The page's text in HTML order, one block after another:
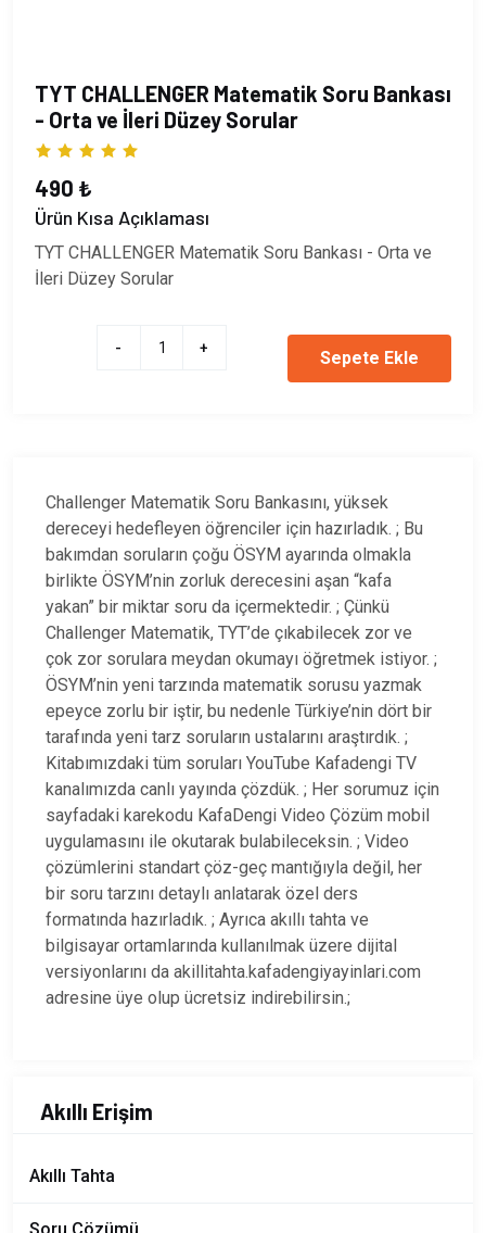
TYT CHALLENGER Matematik Soru Bankası
- Orta ve İleri Düzey Sorular
490 ₺
Ürün Kısa Açıklaması
TYT CHALLENGER Matematik Soru Bankası - Orta ve
İleri Düzey Sorular
- + Sepete Ekle
Challenger Matematik Soru Bankasını, yüksek
dereceyi hedefleyen öğrenciler için hazırladık. ; Bu
bakımdan soruların çoğu ÖSYM ayarında olmakla
birlikte ÖSYM’nin zorluk derecesini aşan “kafa
yakan” bir miktar soru da içermektedir. ; Çünkü
Challenger Matematik, TYT’de çıkabilecek zor ve
çok zor sorulara meydan okumayı öğretmek istiyor. ;
ÖSYM’nin yeni tarzında matematik sorusu yazmak
epeyce zorlu bir iştir, bu nedenle Türkiye’nin dört bir
tarafında yeni tarz soruların ustalarını araştırdık. ;
Kitabımızdaki tüm soruları YouTube Kafadengi TV
kanalımızda canlı yayında çözdük. ; Her sorumuz için
sayfadaki karekodu KafaDengi Video Çözüm mobil
uygulamasını ile okutarak bulabileceksin. ; Video
çözümlerini standart çöz-geç mantığıyla değil, her
bir soru tarzını detaylı anlatarak özel ders
formatında hazırladık. ; Ayrıca akıllı tahta ve
bilgisayar ortamlarında kullanılmak üzere dijital
versiyonlarını da akillitahta.kafadengiyayinlari.com
adresine üye olup ücretsiz indirebilirsin.;
Akıllı Erişim
Akıllı Tahta